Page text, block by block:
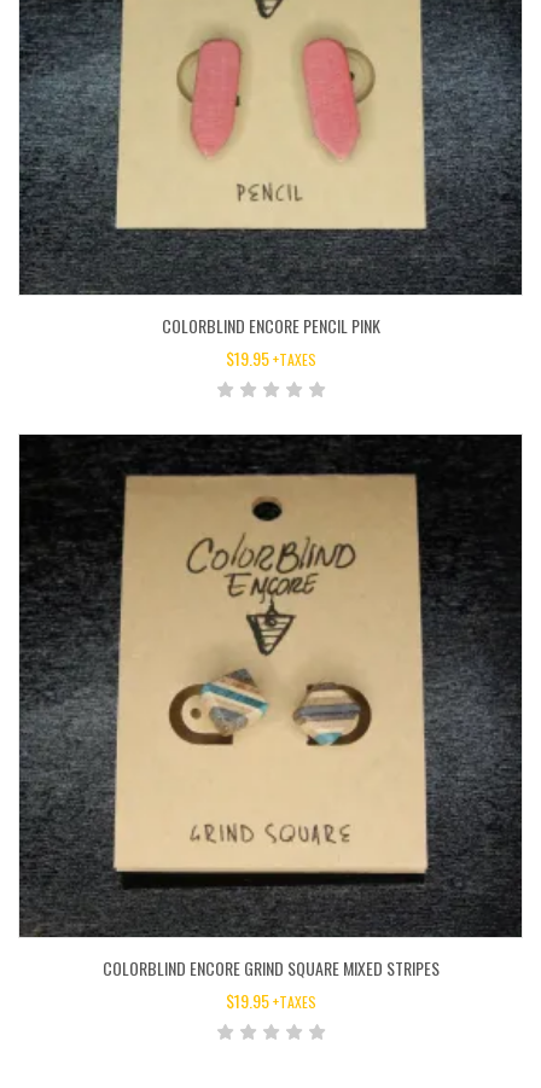
COLORBLIND ENCORE PENCIL PINK
$19.95 +TAXES
COLORBLIND ENCORE GRIND SQUARE MIXED STRIPES
$19.95 +TAXES